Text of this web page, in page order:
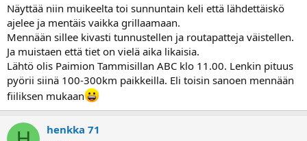
u
n
a
l
o
t
t
a
j
a
i
v
ä
Näyttää niin muikeelta toi sunnuntain keli että lähdettäiskö
ajelee ja mentäis vaikka grillaamaan.
Mennään sillee kivasti tunnustellen ja routapatteja väistellen.
Ja muistaen että tiet on vielä aika likaisia.
Lähtö olis Paimion Tammisillan ABC klo 11.00. Lenkin pituus
pyörii siinä 100-300km paikkeilla. Eli toisin sanoen mennään
fiiliksen mukaan
henkka 71